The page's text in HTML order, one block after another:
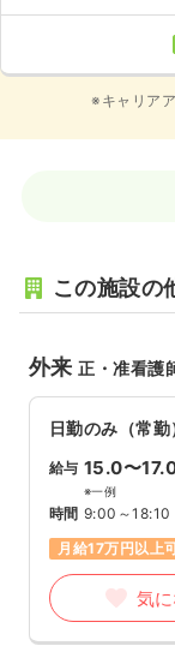
※キャリア
この施設の
外来正・准看護
日勤のみ（常勤
給与 15.0〜
※一例
時間 9:00～18:10
月給17万円以上
気